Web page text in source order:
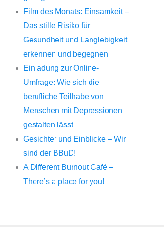
Film des Monats: Einsamkeit –
Das stille Risiko für
Gesundheit und Langlebigkeit
erkennen und begegnen
Einladung zur Online-
Umfrage: Wie sich die
berufliche Teilhabe von
Menschen mit Depressionen
gestalten lässt
Gesichter und Einblicke – Wir
sind der BBuD!
A Different Burnout Café –
There’s a place for you!